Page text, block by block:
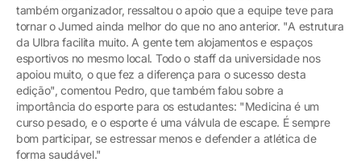
também organizador, ressaltou o apoio que a equipe teve para
tornar o Jumed ainda melhor do que no ano anterior. "A estrutura
da Ulbra facilita muito. A gente tem alojamentos e espaços
esportivos no mesmo local. Todo o staff da universidade nos
apoiou muito, o que fez a diferença para o sucesso desta
edição", comentou Pedro, que também falou sobre a
importância do esporte para os estudantes: "Medicina é um
curso pesado, e o esporte é uma válvula de escape. É sempre
bom participar, se estressar menos e defender a atlética de
forma saudável."